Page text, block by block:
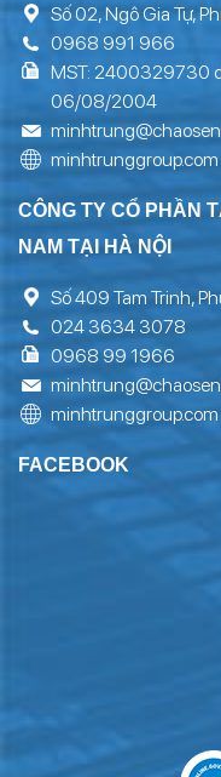
Số 02, Ngô Gia Tự,
0968 991 966
MST: 2400329730
06/08/2004
minhtrunggroup.com
CÔNG TY CỔ PHẦN
NAM TẠI HÀ NỘI
Số 409 Tam Trinh,
024 3634 3078
0968 99 1966
minhtrunggroup.com
FACEBOOK